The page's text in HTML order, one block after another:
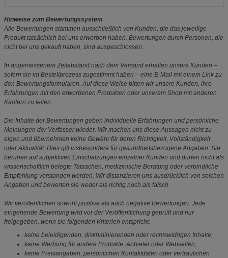
Hinweise zum Bewertungssystem
Alle Bewertungen stammen ausschließlich von Kunden, die das jeweilige
Produkt tatsächlich bei uns erworben haben. Bewertungen durch Personen, die
nicht bei uns gekauft haben, sind ausgeschlossen.
In angemessenem Zeitabstand nach dem Versand erhalten unsere Kunden –
sofern sie im Bestellprozess zugestimmt haben – eine E-Mail mit einem Link zu
den Bewertungsformularen. Auf diese Weise bitten wir unsere Kunden, ihre
Erfahrungen mit den erworbenen Produkten oder unserem Shop mit anderen
Käufern zu teilen.
Die Inhalte der Bewertungen geben individuelle Erfahrungen und persönliche
Meinungen der Verfasser wieder. Wir machen uns diese Aussagen nicht zu
eigen und übernehmen keine Gewähr für deren Richtigkeit, Vollständigkeit
oder Aktualität. Dies gilt insbesondere für gesundheitsbezogene Angaben: Sie
beruhen auf subjektiven Einschätzungen einzelner Kunden und dürfen nicht als
wissenschaftlich belegte Tatsachen, medizinische Beratung oder verbindliche
Empfehlung verstanden werden. Wir distanzieren uns ausdrücklich von solchen
Angaben und bewerten sie weder als richtig noch als falsch.
Wir veröffentlichen sowohl positive als auch negative Bewertungen. Jede
eingehende Bewertung wird vor der Veröffentlichung geprüft und nur
freigegeben, wenn sie folgenden Kriterien entspricht:
keine beleidigenden, diskriminierenden oder rechtswidrigen Inhalte,
keine Werbung für andere Produkte, Anbieter oder Webseiten,
keine Preisangaben, persönlichen Kontaktdaten oder vertraulichen